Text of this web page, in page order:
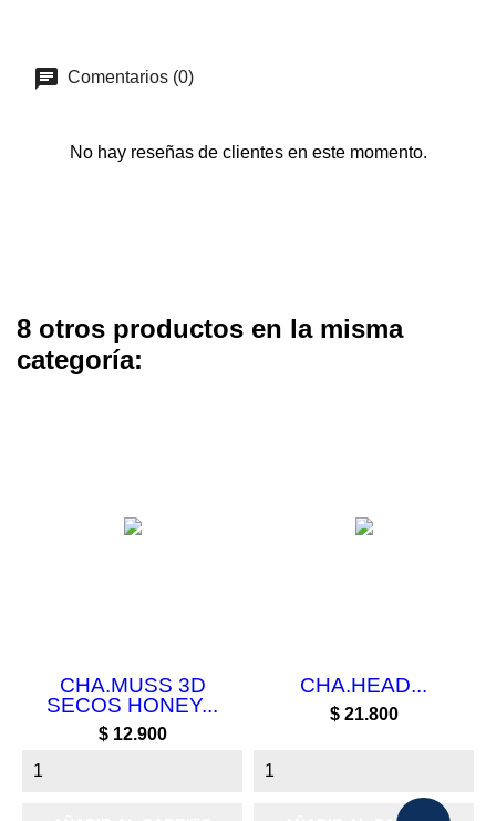
Comentarios (0)
No hay reseñas de clientes en este momento.
8 otros productos en la misma
categoría:
CHA.MUSS 3D
SECOS HONEY...
Precio
$ 12.900
CHA.HEAD...
Precio
$ 21.800